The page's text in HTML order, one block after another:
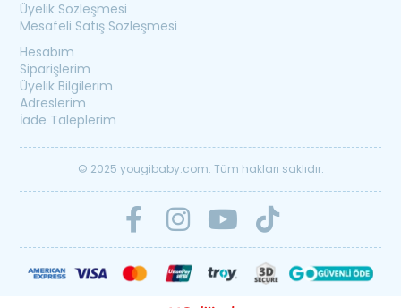
Üyelik Sözleşmesi
Mesafeli Satış Sözleşmesi
Hesabım
Siparişlerim
Üyelik Bilgilerim
Adreslerim
İade Taleplerim
© 2025 yougibaby.com. Tüm hakları saklıdır.